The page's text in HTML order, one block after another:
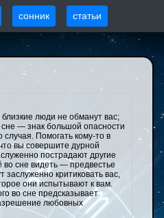
сонник статьи
близкие люди не обманут вас;
сне — знак большой опасности
случая. Помогать кому-то в
вы совершите дурной
пострадают другие
во сне видеть — предвестье
заслуженно критиковать вас,
они испытывают к вам.
во сне предсказывает
любовных